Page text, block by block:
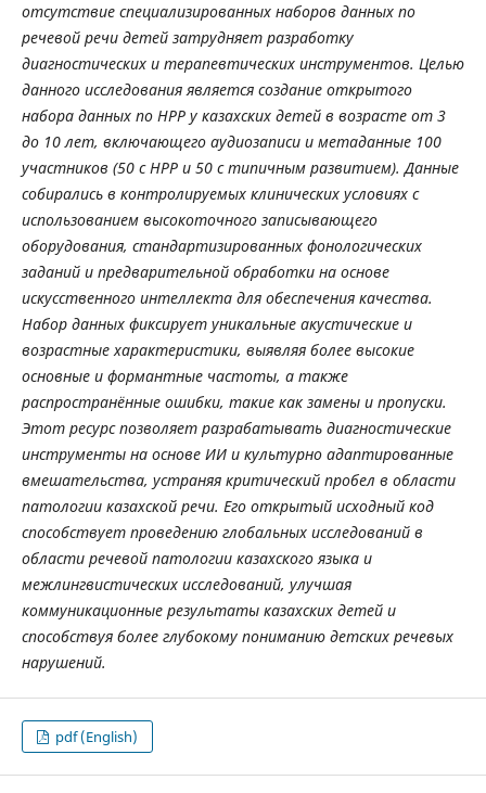
отсутствие специализированных наборов данных по
речевой речи детей затрудняет разработку
диагностических и терапевтических инструментов. Целью
данного исследования является создание открытого
набора данных по НРР у казахских детей в возрасте от 3
до 10 лет, включающего аудиозаписи и метаданные 100
участников (50 с НРР и 50 с типичным развитием). Данные
собирались в контролируемых клинических условиях с
использованием высокоточного записывающего
оборудования, стандартизированных фонологических
заданий и предварительной обработки на основе
искусственного интеллекта для обеспечения качества.
Набор данных фиксирует уникальные акустические и
возрастные характеристики, выявляя более высокие
основные и формантные частоты, а также
распространённые ошибки, такие как замены и пропуски.
Этот ресурс позволяет разрабатывать диагностические
инструменты на основе ИИ и культурно адаптированные
вмешательства, устраняя критический пробел в области
патологии казахской речи. Его открытый исходный код
способствует проведению глобальных исследований в
области речевой патологии казахского языка и
межлингвистических исследований, улучшая
коммуникационные результаты казахских детей и
способствуя более глубокому пониманию детских речевых
нарушений.
pdf (English)